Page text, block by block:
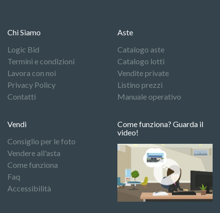
Chi Siamo
Logic Bid
Termini e condizioni
Lavora con noi
Privacy Policy
Contatti
Aste
Catalogo aste
Catalogo lotti
Vendite private
Listino prezzi
Manuale operativo
Vendi
Consiglio per le foto
Vendere all'asta
Come funziona
Faq
Accessibilità
Come funziona? Guarda il
video!